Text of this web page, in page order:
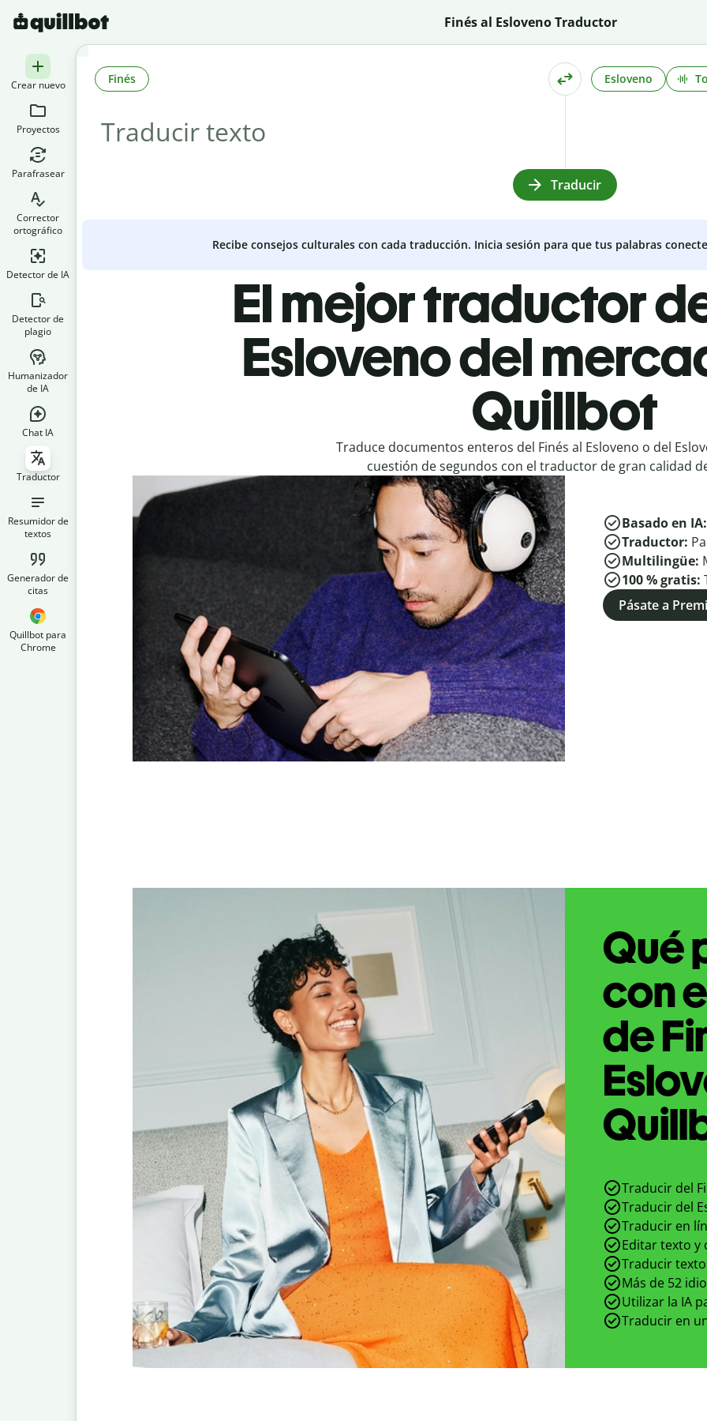
Finés al Esloveno Traductor
Crear nuevo
Proyectos
Parafrasear
Corrector
ortográfico
Detector de IA
Detector de
plagio
Humanizador
de IA
Chat IA
Traductor
Resumidor de
textos
Generador de
citas
Quillbot para
Chrome
Finés Esloveno
Traducir
Recibe consejos culturales con cada traducción. Inicia sesión para que tus palabras
El mejor traductor
Esloveno del
Quillbot
Traduce documentos enteros del Finés al Esloveno o del
cuestión de segundos con el traductor de gran calidad
Basado en IA:
Traductor:
Multilingüe:
100 % gratis:
Pásate a
Qué
con
de
Traducir del
Traducir del
Traducir en
Editar texto y
Traducir
Más de 52
Utilizar la IA
Traducir en